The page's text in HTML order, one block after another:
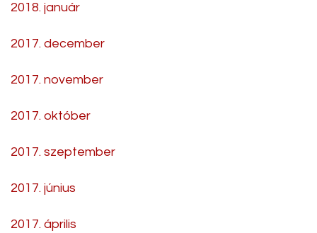
2018. január
2017. december
2017. november
2017. október
2017. szeptember
2017. június
2017. április